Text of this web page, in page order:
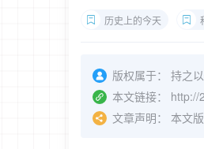
历史上的今天
版权属于：
持之
本文链接：
http://
文章声明：
本文